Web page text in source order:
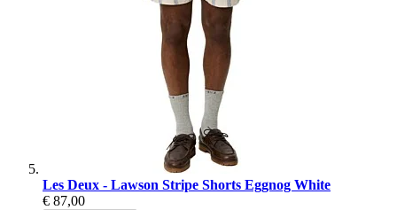
Les Deux - Lawson Stripe Shorts Eggnog White
€ 87,00